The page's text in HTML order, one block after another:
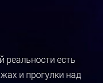
реальности есть
и прогулки над